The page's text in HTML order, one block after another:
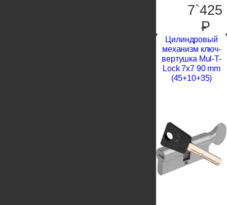
7`425
P
Цилиндровый
механизм ключ-
вертушка Mul-T-
Lock 7x7 90 mm
(45+10+35)